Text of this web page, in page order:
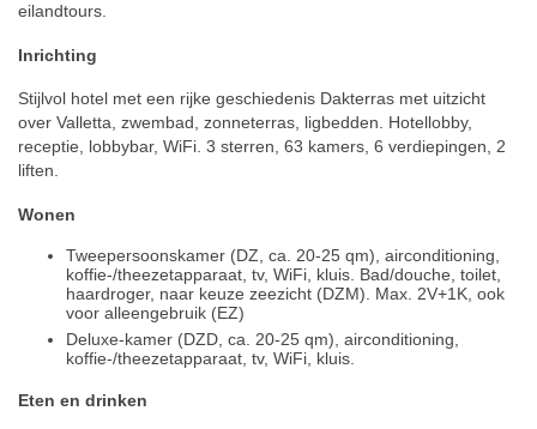
eilandtours.
Inrichting
Stijlvol hotel met een rijke geschiedenis Dakterras met uitzicht
over Valletta, zwembad, zonneterras, ligbedden. Hotellobby,
receptie, lobbybar, WiFi. 3 sterren, 63 kamers, 6 verdiepingen, 2
liften.
Wonen
Tweepersoonskamer (DZ, ca. 20-25 qm), airconditioning,
koffie-/theezetapparaat, tv, WiFi, kluis. Bad/douche, toilet,
haardroger, naar keuze zeezicht (DZM). Max. 2V+1K, ook
voor alleengebruik (EZ)
Deluxe-kamer (DZD, ca. 20-25 qm), airconditioning,
koffie-/theezetapparaat, tv, WiFi, kluis.
Eten en drinken